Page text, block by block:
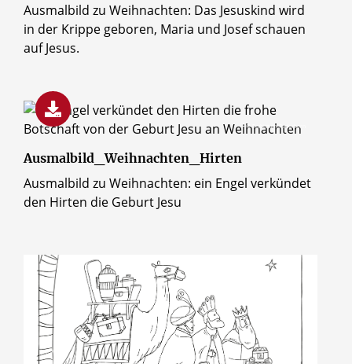
Ausmalbild zu Weihnachten: Das Jesuskind wird
in der Krippe geboren, Maria und Josef schauen
auf Jesus.
© Erzbistum Paderborn
Ausmalbild_Weihnachten_Hirten
Ausmalbild zu Weihnachten: ein Engel verkündet
den Hirten die Geburt Jesu